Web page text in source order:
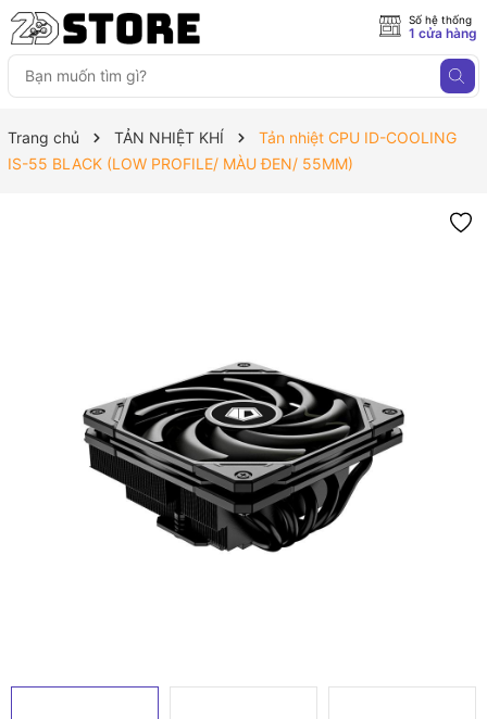
Số hệ thống
1 cửa hàng
Trang chủ TẢN NHIỆT KHÍ
Tản nhiệt CPU ID-COOLING
IS-55 BLACK (LOW PROFILE/ MÀU ĐEN/ 55MM)